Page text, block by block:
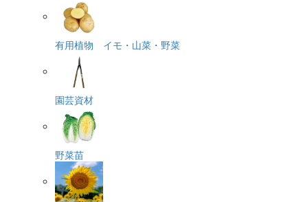
有用植物 イモ・山菜・野菜
園芸資材
野菜苗